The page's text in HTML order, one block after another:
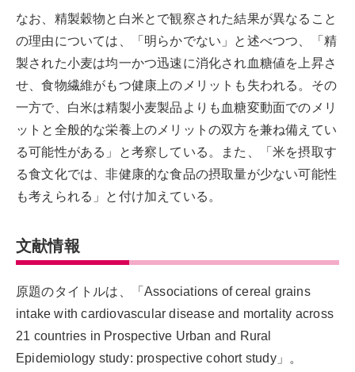
なお、精製穀物と白米とで観察された結果が異なること
の理由については、「明らかでない」と述べつつ、「精
製された小麦は均一かつ迅速に消化され血糖値を上昇さ
せ、食物繊維がもつ健康上のメリットも失われる。その
一方で、白米は精製小麦製品よりも血糖変動面でのメリ
ットと全般的な栄養上のメリットの双方を兼ね備えてい
る可能性がある」と考察している。また、「米を摂取す
る食文化では、非健康的な食品の摂取量が少ない可能性
も考えられる」と付け加えている。
文献情報
原題のタイトルは、「Associations of cereal grains
intake with cardiovascular disease and mortality across
21 countries in Prospective Urban and Rural
Epidemiology study: prospective cohort study」。